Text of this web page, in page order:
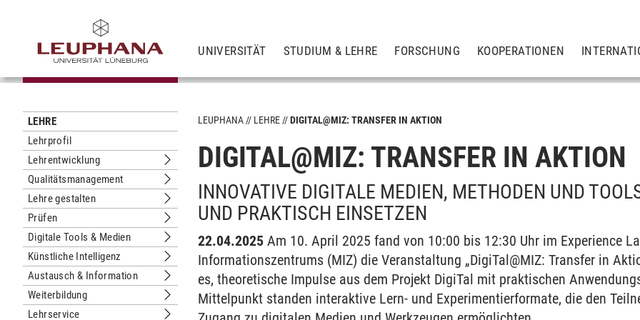
UNIVERSITÄT STUDIUM & LEHRE FORSCHUNG KOOPERATIONEN
LEHRE
Lehrprofil
Lehrentwicklung
Untermenu Lehrentwicklung
Qualitätsmanagement
Untermenu Qualitätsmanagement
Lehre gestalten
Untermenu Lehre gestalten
Prüfen
Untermenu Prüfen
Digitale Tools & Medien
Untermenu Digitale Tools & Medien
Künstliche Intelligenz
Untermenu Künstliche Intelligenz
Austausch & Information
Untermenu Austausch & Information
Weiterbildung
Untermenu Weiterbildung
Lehrservice
LEUPHANA LEHRE DIGITAL@MIZ: TRANSFER IN AKTION
DIGITAL@MIZ: TRANSFER IN AKTION
INNOVATIVE DIGITALE MEDIEN, METHODEN UND
UND PRAKTISCH EINSETZEN
22.04.2025Am 10. April 2025 fand von 10:00 bis 12:30 Uhr im Experience
Informationszentrums (MIZ) die Veranstaltung „DigiTal@MIZ: Transfer in
es, theoretische Impulse aus dem Projekt DigiTal mit praktischen
Mittelpunkt standen interaktive Lern- und Experimentierformate, die den